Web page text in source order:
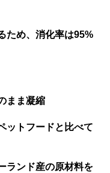
ため、消化率は95%
まま凝縮
ットフードと比べて
ランド産の原材料を